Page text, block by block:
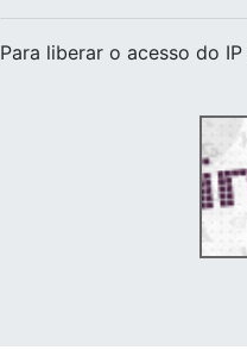
Para liberar o acesso do IP